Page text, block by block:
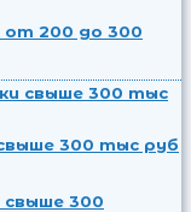
от 200 до 300
свыше 300